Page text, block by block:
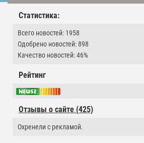
Статистика:
Всего новостей: 1958
Одобрено новостей: 898
Качество новостей: 46%
Рейтинг
Отзывы о сайте (425)
Охренели с рекламой.